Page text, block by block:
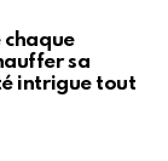
chaque
sa
intrigue tout